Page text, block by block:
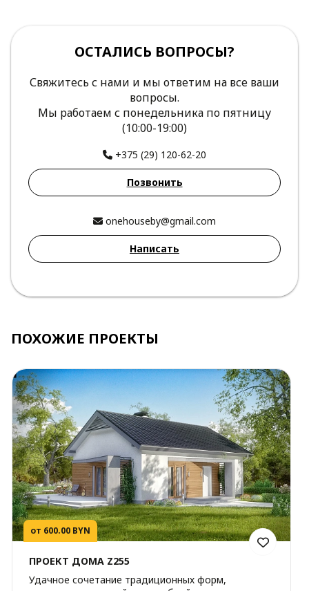
ОСТАЛИСЬ ВОПРОСЫ?
Свяжитесь с нами и мы ответим на все ваши
вопросы.
Мы работаем с понедельника по пятницу
(10:00-19:00)
+375 (29) 120-62-20
Позвонить
onehouseby@gmail.com
Написать
ПОХОЖИЕ ПРОЕКТЫ
от 600.00 BYN
ПРОЕКТ ДОМА Z255
Удачное сочетание традиционных форм,